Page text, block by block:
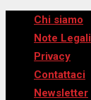
Chi siamo
Note Legali
Privacy
Contattaci
Newsletter